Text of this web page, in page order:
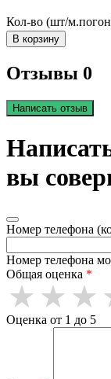
Кол-во (шт/
В корзину
Отзывы 0
Написать отзыв
вы
Номер телефона
Номер телефона
Общая оценка *
Оценка от 1 до 5